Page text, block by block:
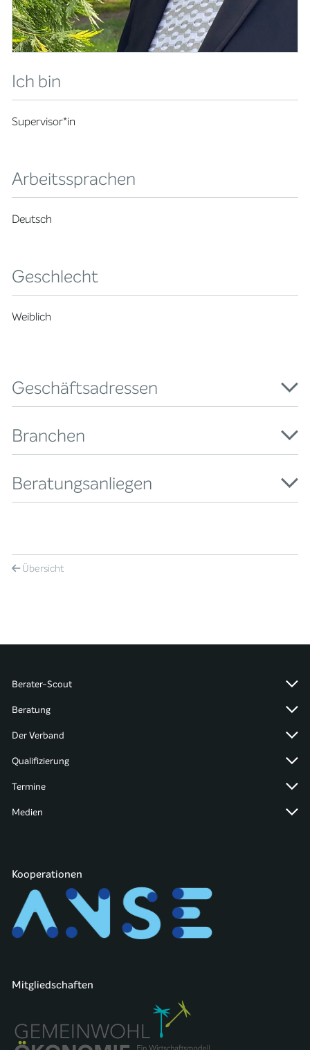
Ich bin
Supervisor*in
Arbeitssprachen
Deutsch
Geschlecht
Weiblich
Geschäftsadressen
Branchen
Beratungsanliegen
Übersicht
Berater-Scout
Beratung
Der Verband
Qualifizierung
Termine
Medien
Kooperationen
Mitgliedschaften